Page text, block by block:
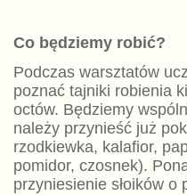
Co będziemy robić?
Podczas warsztatów
poznać tajniki robienia
octów. Będziemy
należy przynieść już
rzodkiewka, kalafior,
pomidor, czosnek).
przyniesienie słoików o